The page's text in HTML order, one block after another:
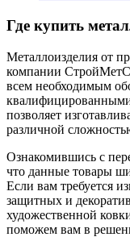
Где купить
Металлоизделия от
компании
всем необходимым
позволяет
различной
Ознакомившись с
что данные товары
Если вам требуется
защитных и
художественной
поможем вам в